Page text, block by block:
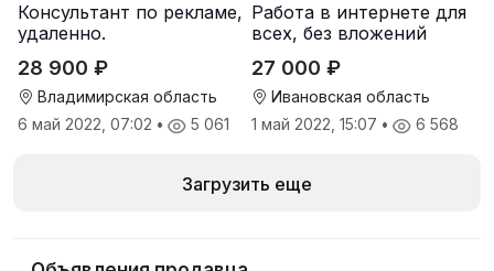
Консультант по рекламе,
удаленно.
28 900 ₽
Владимирская область
6 май 2022, 07:02 • 5 061
Работа в интернете для
всех, без вложений
27 000 ₽
Ивановская область
1 май 2022, 15:07 • 6 568
Загрузить еще